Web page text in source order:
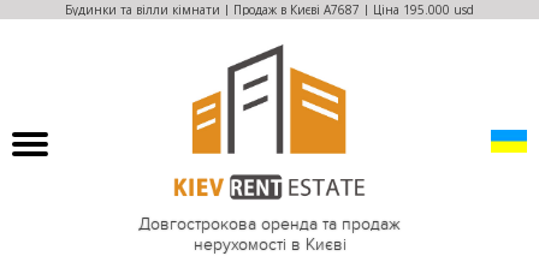
Будинки та вілли кімнати | Продаж в Києві A7687 | Ціна 195.000 usd
Довгострокова оренда та продаж
нерухомості в Києві